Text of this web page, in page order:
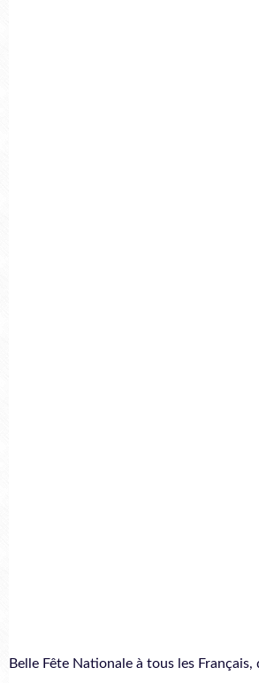
Belle Fête Nationale à tous les Français,